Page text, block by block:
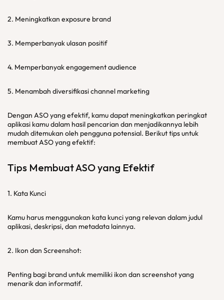
2. Meningkatkan exposure brand
3. Memperbanyak ulasan positif
4. Memperbanyak engagement audience
5. Menambah diversifikasi channel marketing
Dengan ASO yang efektif, kamu dapat meningkatkan peringkat
aplikasi kamu dalam hasil pencarian dan menjadikannya lebih
mudah ditemukan oleh pengguna potensial. Berikut tips untuk
membuat ASO yang efektif:
Tips Membuat ASO yang Efektif
1. Kata Kunci
Kamu harus menggunakan kata kunci yang relevan dalam judul
aplikasi, deskripsi, dan metadata lainnya.
2. Ikon dan Screenshot:
Penting bagi brand untuk memiliki ikon dan screenshot yang
menarik dan informatif.